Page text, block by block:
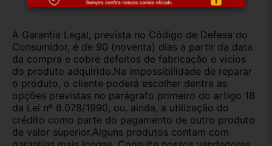
A Garantia Legal, prevista no Código de Defesa do
Consumidor, é de 90 (noventa) dias a partir da data
da compra e cobre defeitos de fabricação e vícios
do produto adquirido.Na impossibilidade de reparar
o produto, o cliente poderá escolher dentre as
opções previstas no parágrafo primeiro do artigo 18
da Lei nº 8.078/1990, ou, ainda, a utilização do
crédito como parte do pagamento de outro produto
de valor superior.Alguns produtos contam com